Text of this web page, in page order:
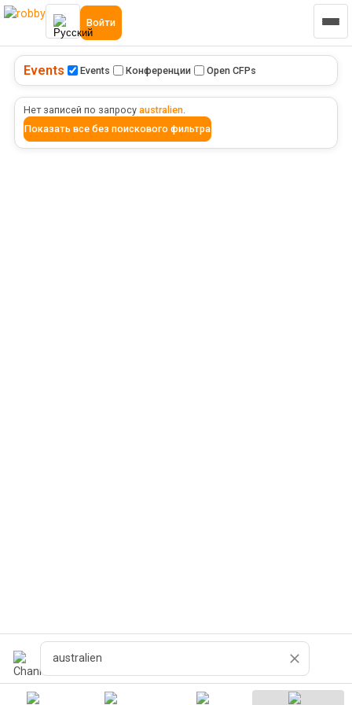
Войти
Events Events Конференции Open CFPs
Нет записей по запросу australien.
Показать все без поискового фильтра
Поиск